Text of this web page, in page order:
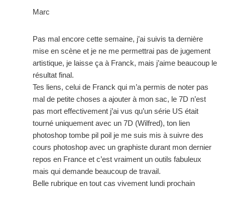
Marc
Pas mal encore cette semaine, j’ai suivis ta dernière
mise en scène et je ne me permettrai pas de jugement
artistique, je laisse ça à Franck, mais j’aime beaucoup le
résultat final.
Tes liens, celui de Franck qui m’a permis de noter pas
mal de petite choses a ajouter à mon sac, le 7D n’est
pas mort effectivement j’ai vus qu’un série US était
tourné uniquement avec un 7D (Wilfred), ton lien
photoshop tombe pil poil je me suis mis à suivre des
cours photoshop avec un graphiste durant mon dernier
repos en France et c’est vraiment un outils fabuleux
mais qui demande beaucoup de travail.
Belle rubrique en tout cas vivement lundi prochain